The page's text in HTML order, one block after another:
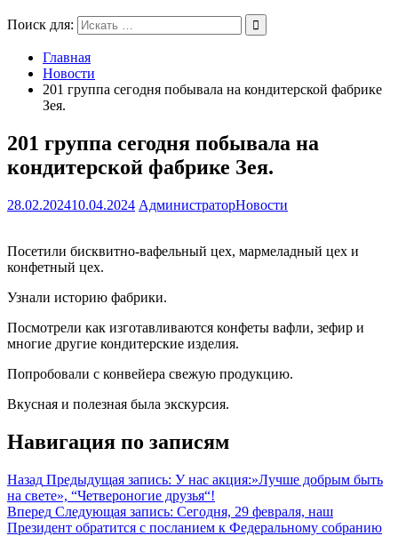
Поиск для:
Главная
Новости
201 группа сегодня побывала на кондитерской фабрике
Зея.
201 группа сегодня побывала на
кондитерской фабрике Зея.
28.02.202410.04.2024 АдминистраторНовости
Посетили бисквитно-вафельный цех, мармеладный цех и
конфетный цех.
Узнали историю фабрики.
Посмотрели как изготавливаются конфеты вафли, зефир и
многие другие кондитерские изделия.
Попробовали с конвейера свежую продукцию.
Вкусная и полезная была экскурсия.
Навигация по записям
Назад Предыдущая запись: У нас акция:»Лучше добрым быть
на свете», “Четвероногие друзья“!
Вперед Следующая запись: Сегодня, 29 февраля, наш
Президент обратится с посланием к Федеральному собранию